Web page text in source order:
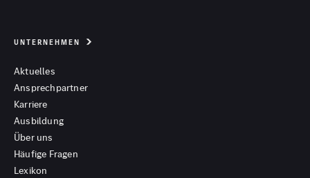
UNTERNEHMEN
Aktuelles
Ansprechpartner
Karriere
Ausbildung
Über uns
Häufige Fragen
Lexikon